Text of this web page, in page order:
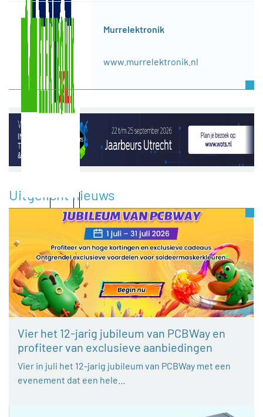
Murrelektronik
www.murrelektronik.nl
Uitgelicht nieuws
Vier het 12-jarig jubileum van PCBWay en
profiteer van exclusieve aanbiedingen
Vier in juli het 12-jarig jubileum van PCBWay met een
evenement dat een hele…